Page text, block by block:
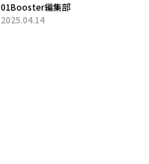
01Booster編集部
2025.04.14